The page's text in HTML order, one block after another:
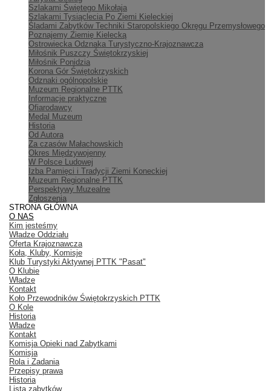
Szlakami Świętego Mikołaja
Szlakami Tysiąclecia Po Ziemi Kieleckiej
Śladami Zabytków Techniki Staropolskiego Okręgu Przemysłowego
Poznajemy Ziemię Kielecką
Ostrowiecka Odznaka Turystyczno-Krajoznawcza
Miłośnik Puszczy Świętokrzyskiej
Miłośnik Ponidzia
Korona Gór Świętokrzyskich
Odznaki ogólnopolskie
Muzeum Regionalne PTTK
Informacje praktyczne
Ofiarodawcy
Medal Muzeum
Historia
Od Autora
Za czasów Małachowskich
Okres Międzywojenny
W Polsce Ludowej
Izba Pamięci i Tradycji Ziemi Koneckiej
Muzeum Regionalne PTTK
Perspektywy Muzealne
Zgłoszenia
STRONA GŁÓWNA
O NAS
Kim jesteśmy
Władze Oddziału
Oferta Krajoznawcza
Koła, Kluby, Komisje
Klub Turystyki Aktywnej PTTK "Pasat"
O Klubie
Władze
Kontakt
Koło Przewodników Świętokrzyskich PTTK
O Kole
Historia
Władze
Kontakt
Komisja Opieki nad Zabytkami
Komisja
Rola i Zadania
Przepisy prawa
Historia
Lista zabytków